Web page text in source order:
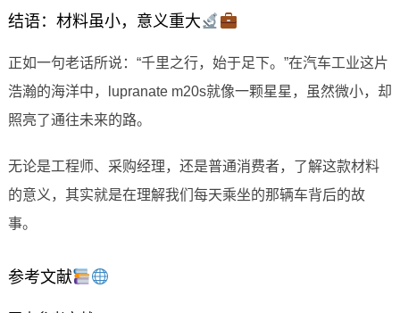
结语：材料虽小，意义重大
正如一句老话所说：“千里之行，始于足下。”在汽车工业这片
浩瀚的海洋中，lupranate m20s就像一颗星星，虽然微小，却
照亮了通往未来的路。
无论是工程师、采购经理，还是普通消费者，了解这款材料
的意义，其实就是在理解我们每天乘坐的那辆车背后的故
事。
参考文献